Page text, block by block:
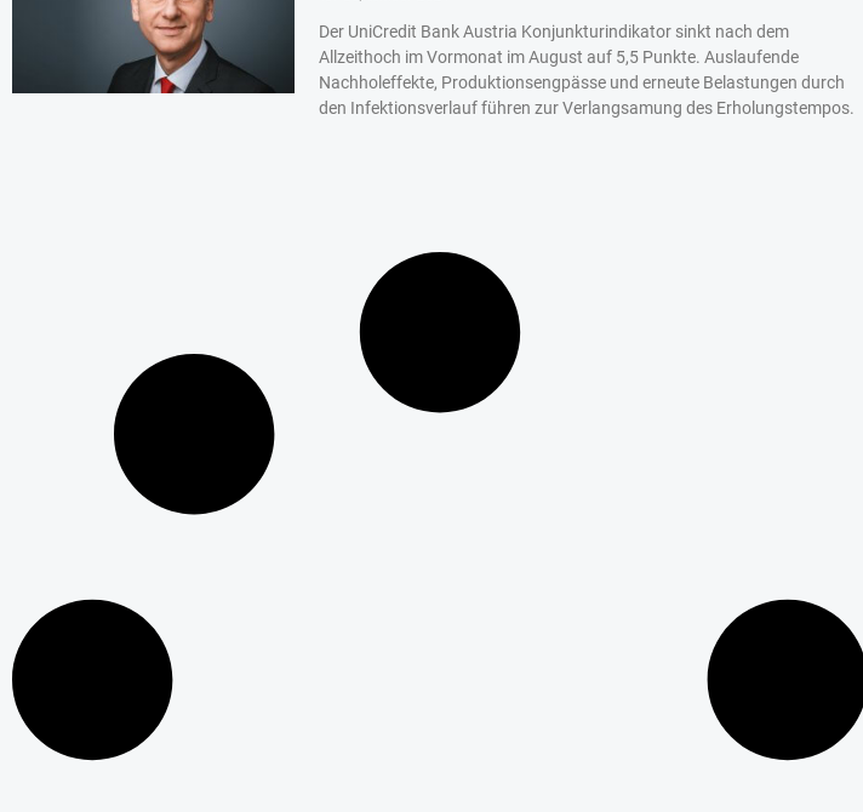
Der UniCredit Bank Austria Konjunkturindikator sinkt nach dem
Allzeithoch im Vormonat im August auf 5,5 Punkte. Auslaufende
Nachholeffekte, Produktionsengpässe und erneute Belastungen durch
den Infektionsverlauf führen zur Verlangsamung des Erholungstempos.